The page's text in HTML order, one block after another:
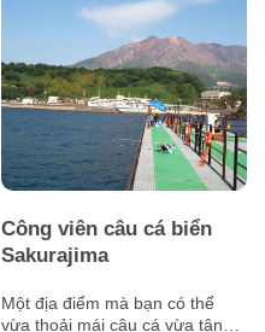
Công viên câu cá biển
Sakurajima
Một địa điểm mà bạn có thể
vừa thoải mái câu cá vừa tận